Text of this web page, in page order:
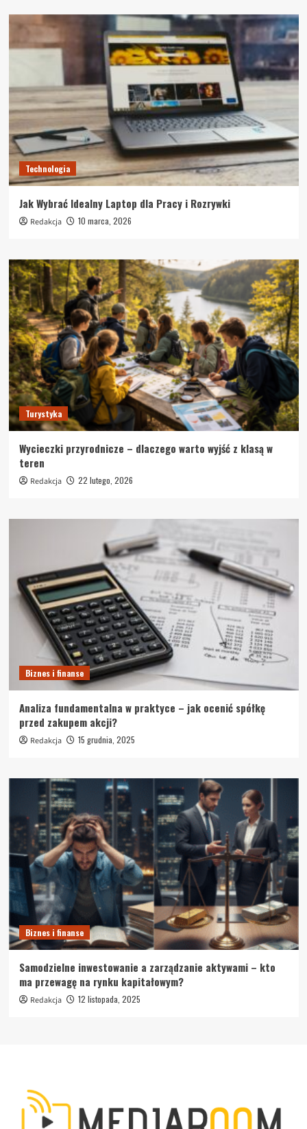
Technologia
Jak Wybrać Idealny Laptop dla Pracy i Rozrywki
Redakcja 10 marca, 2026
Turystyka
Wycieczki przyrodnicze – dlaczego warto wyjść z klasą w
teren
Redakcja 22 lutego, 2026
Biznes i finanse
Analiza fundamentalna w praktyce – jak ocenić spółkę
przed zakupem akcji?
Redakcja 15 grudnia, 2025
Biznes i finanse
Samodzielne inwestowanie a zarządzanie aktywami – kto
ma przewagę na rynku kapitałowym?
Redakcja 12 listopada, 2025